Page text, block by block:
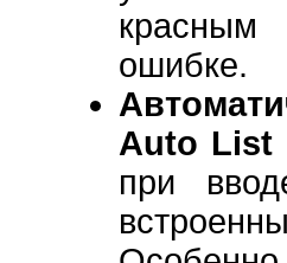
красным
ошибке.
Auto List
при